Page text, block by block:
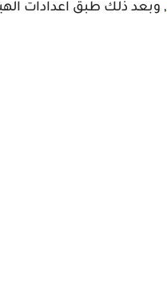
, وبعد ذلك طبق اعدادات